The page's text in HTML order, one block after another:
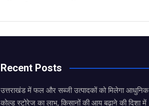
Recent Posts
उत्तराखंड में फल और सब्जी उत्पादकों को मिलेगा आधुनिक
कोल्ड स्टोरेज का लाभ, किसानों की आय बढ़ाने की दिशा में